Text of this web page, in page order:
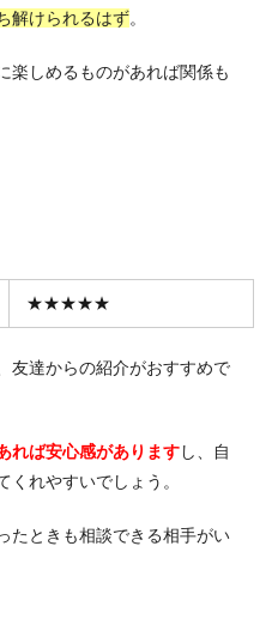
解けられるはず。
楽しめるものがあれば関係も
★★★★★
友達からの紹介がおすすめで
れば安心感がありますし、自
れやすいでしょう。
たときも相談できる相手がい